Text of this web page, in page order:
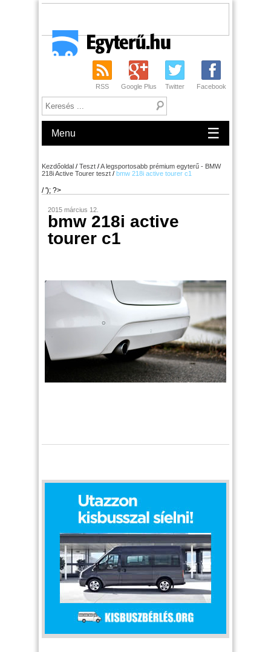
RSS Google Plus Twitter Facebook
Menu ☰
Kezdőoldal / Teszt /A legsportosabb prémium egyterű - BMW
218i Active Tourer teszt / bmw 218i active tourer c1
/ '); ?>
2015 március 12.
bmw 218i active
tourer c1